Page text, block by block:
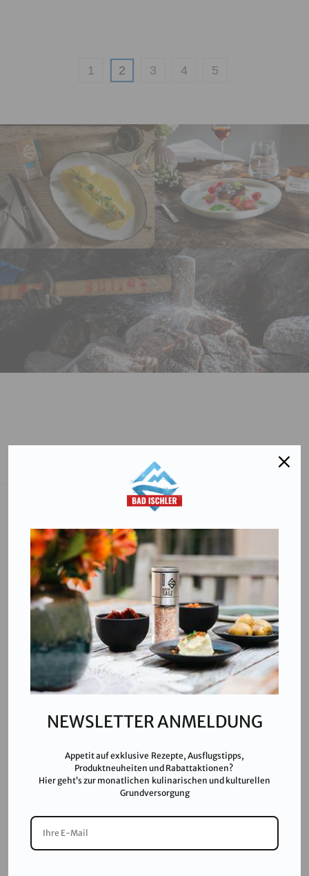
1 2 3 4 5
Steinkogelstraße 30
4802 Ebensee am Traunsee,AUSTRIA
+43 676 87812208
ecommerce@salinen.com
Kontakt
Downloads
Presse
Datenschutz
Impressum
AGB
SALINEN AUSTRIA AG ist nach GMP, IFS, QS, ISO 9001,
NEWSLETTER ANMELDUNG
Appetit auf exklusive Rezepte, Ausflugstipps,
Produktneuheiten und Rabattaktionen?
Hier geht’s zur monatlichen kulinarischen und kulturellen
Grundversorgung